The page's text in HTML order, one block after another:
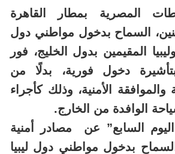
المصرية بمطار القاهرة
السماح بدخول مواطني دول
المقيمين بدول الخليج، فور
دخول فورية، بدلًا من
والموافقة الأمنية، وذلك كأجراء
الوافدة من الخارج.
السابع” عن مصادر أمنية
بدخول مواطني دول ليبيا